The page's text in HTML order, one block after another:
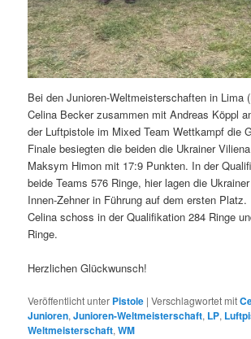
Bei den Junioren-Weltmeisterschaften in Lima
Celina Becker zusammen mit Andreas Köppl
der Luftpistole im Mixed Team Wettkampf die
Finale besiegten die beiden die Ukrainer
Maksym Himon mit 17:9 Punkten. In der
beide Teams 576 Ringe, hier lagen die
Innen-Zehner in Führung auf dem ersten Platz.
Celina schoss in der Qualifikation 284 Ringe
Ringe.
Herzlichen Glückwunsch!
Veröffentlicht unter Pistole |Verschlagwortet mit
Junioren,Junioren-Weltmeisterschaft, LP,
Weltmeisterschaft,WM